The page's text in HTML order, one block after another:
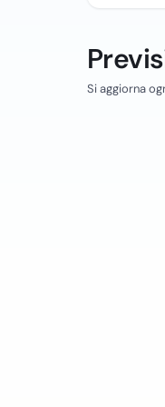
Si aggiorna